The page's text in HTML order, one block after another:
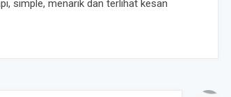
simple, menarik dan terlihat kesan